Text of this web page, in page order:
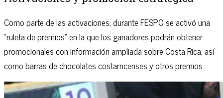
Como parte de las activaciones, durante FESPO se activó una
“ruleta de premios” en la que los ganadores podrán obtener
promocionales con información ampliada sobre Costa Rica, así
como barras de chocolates costarricenses y otros premios.